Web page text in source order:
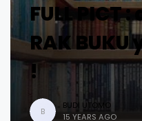
FULL PICT
RAK BUKU
!
B
BUDI UTOMO
15 YEARS AGO